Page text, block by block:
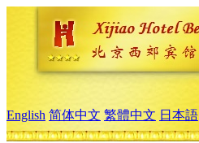
English 简体中文 繁體中文 日本語